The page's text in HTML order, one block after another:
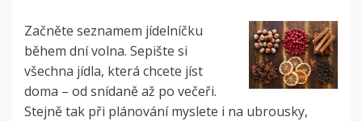
Začněte seznamem jídelníčku
během dní volna. Sepište si
všechna jídla, která chcete jíst
doma – od snídaně až po večeři.
Stejně tak při plánování myslete i na ubrousky,